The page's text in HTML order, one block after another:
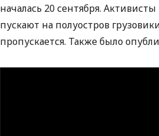
началась 20 сентября.
пускают на полуостров
пропускается. Также было